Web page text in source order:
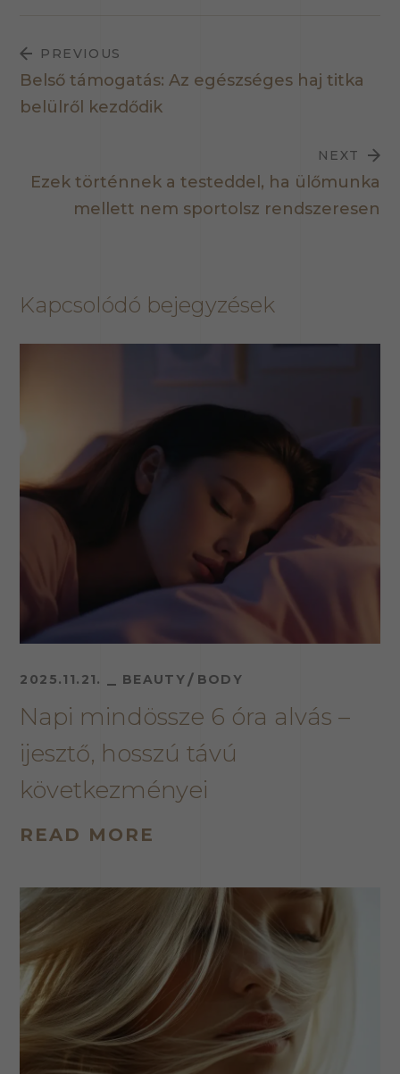
PREVIOUS
Belső támogatás: Az egészséges haj titka
belülről kezdődik
NEXT
Ezek történnek a testeddel, ha ülőmunka
mellett nem sportolsz rendszeresen
Kapcsolódó bejegyzések
2025.11.21. BEAUTY BODY
Napi mindössze 6 óra alvás –
ijesztő, hosszú távú
következményei
READ MORE